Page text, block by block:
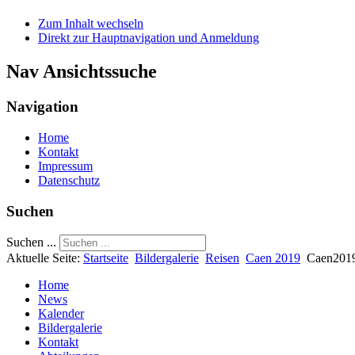
Zum Inhalt wechseln
Direkt zur Hauptnavigation und Anmeldung
Nav Ansichtssuche
Navigation
Home
Kontakt
Impressum
Datenschutz
Suchen
Suchen ...
Aktuelle Seite: Startseite Bildergalerie Reisen Caen 2019
Home
News
Kalender
Bildergalerie
Kontakt